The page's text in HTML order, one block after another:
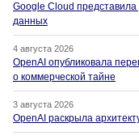
Google Cloud
данных
4 августа 2026
OpenAI опубликовала
о коммерческой тайне
3 августа 2026
OpenAI раскрыла